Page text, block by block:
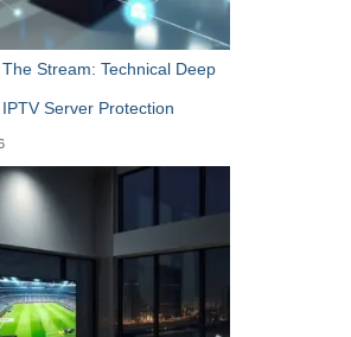
Stream: Technical Deep
Server Protection